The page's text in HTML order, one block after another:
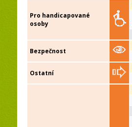
Pro handicapované
osoby
Bezpečnost
Ostatní